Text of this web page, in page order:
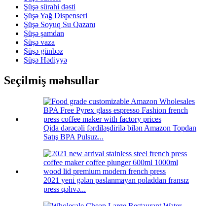
Şüşə sürahi dəsti
Şüşə Yağ Dispenseri
Şüşə Soyuq Su Qazanı
Şüşə şamdan
Şüşə vaza
Şüşə günbəz
Şüşə Hədiyyə
Seçilmiş məhsullar
Qida dərəcəli fərdiləşdirilə bilən Amazon Topdan
Satış BPA Pulsuz...
2021 yeni gələn paslanmayan poladdan fransız
press qəhvə...